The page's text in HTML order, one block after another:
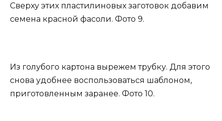
Сверху этих пластилиновых заготовок добавим
семена красной фасоли. Фото 9.
Из голубого картона вырежем трубку. Для этого
снова удобнее воспользоваться шаблоном,
приготовленным заранее. Фото 10.